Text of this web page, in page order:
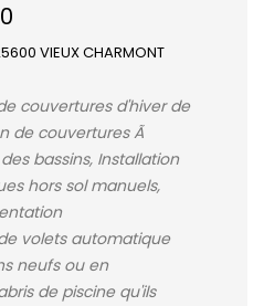
VIEUX CHARMONT
couvertures d'hiver de
de couvertures Ã
bassins, Installation
hors sol manuels,
volets automatique
neufs ou en
de piscine qu'ils